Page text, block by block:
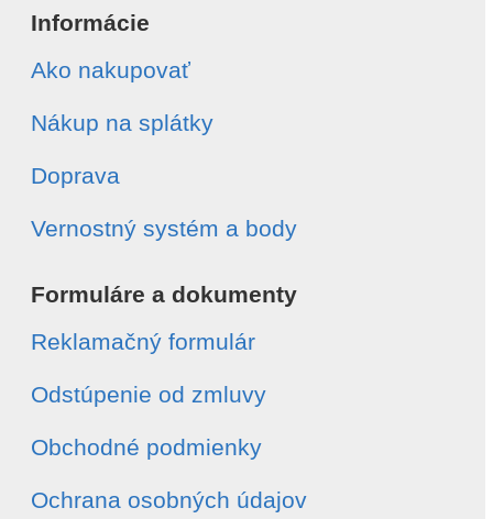
Informácie
Ako nakupovať
Nákup na splátky
Doprava
Vernostný systém a body
Formuláre a dokumenty
Reklamačný formulár
Odstúpenie od zmluvy
Obchodné podmienky
Ochrana osobných údajov